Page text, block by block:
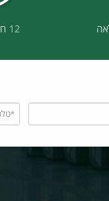
12 חודשי אחריות